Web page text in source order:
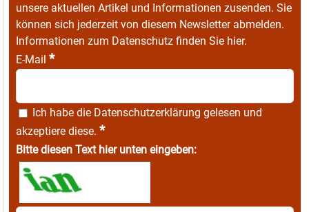
unsere aktuellen Artikel und Informationen zusenden. Sie
können sich jederzeit von diesem Newsletter abmelden.
Informationen zum Datenschutz finden Sie hier.
E-Mail *
Ich habe die Datenschutzerklärung gelesen und
akzeptiere diese. *
Bitte diesen Text hier unten eingeben: